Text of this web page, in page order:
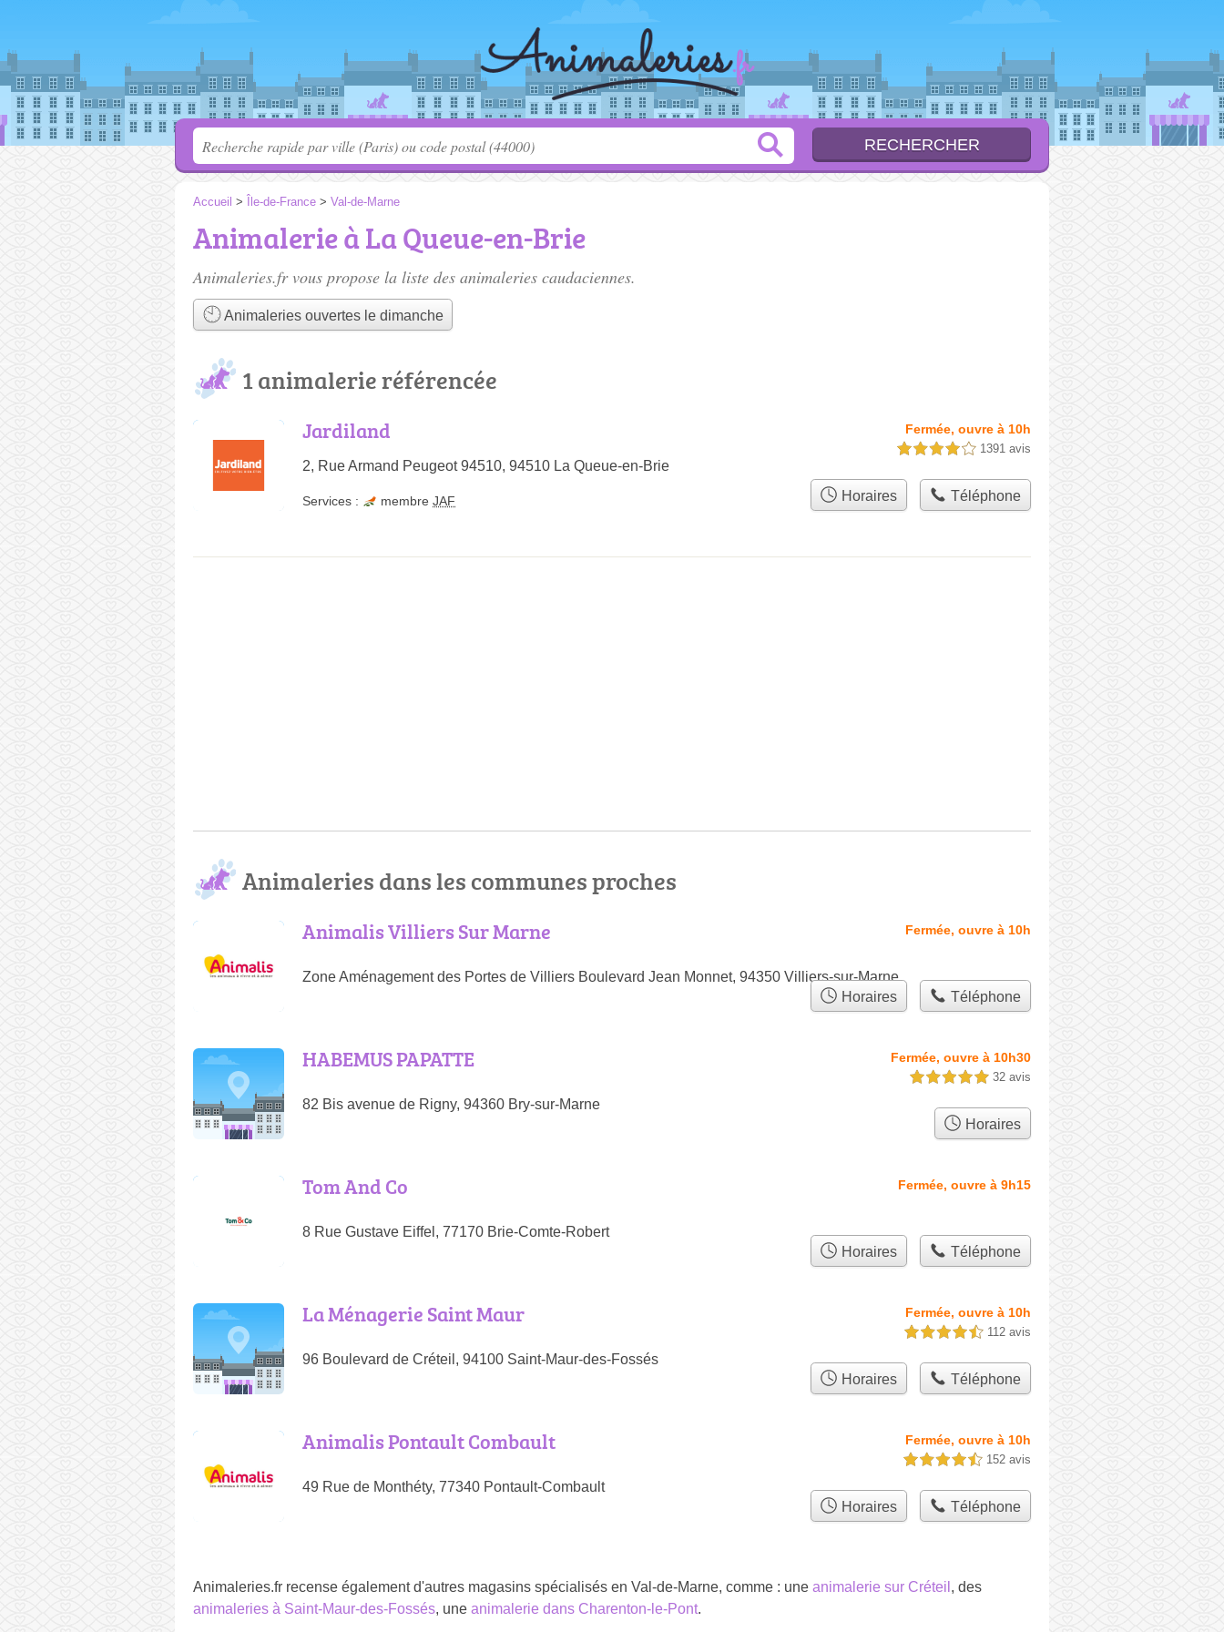
Accueil > Île-de-France > Val-de-Marne
Animalerie à La Queue-en-Brie
Animaleries.fr vous propose la liste des animaleries caudaciennes.
Animaleries ouvertes le dimanche
1 animalerie référencée
Jardiland
2, Rue Armand Peugeot 94510, 94510 La Queue-en-Brie
Fermée, ouvre à 10h
4,0 étoiles sur 5 1391 avis
Services : membre JAF Horaires Téléphone
Animaleries dans les communes proches
Animalis Villiers Sur Marne
Zone Aménagement des Portes de Villiers Boulevard Jean Monnet, 94350 Villiers-sur-Marne
Fermée, ouvre à 10h
Horaires Téléphone
HABEMUS PAPATTE
82 Bis avenue de Rigny, 94360 Bry-sur-Marne
Fermée, ouvre à 10h30
5,0 étoiles sur 5 32 avis
Horaires
Tom And Co
8 Rue Gustave Eiffel, 77170 Brie-Comte-Robert
Fermée, ouvre à 9h15
Horaires Téléphone
La Ménagerie Saint Maur
96 Boulevard de Créteil, 94100 Saint-Maur-des-Fossés
Fermée, ouvre à 10h
4,5 étoiles sur 5 112 avis
Horaires Téléphone
Animalis Pontault Combault
49 Rue de Monthéty, 77340 Pontault-Combault
Fermée, ouvre à 10h
4,5 étoiles sur 5 152 avis
Horaires Téléphone
Animaleries.fr recense également d'autres magasins spécialisés en Val-de-Marne, comme : une animalerie sur Créteil , des
animaleries à Saint-Maur-des-Fossés, une animalerie dans Charenton-le-Pont.